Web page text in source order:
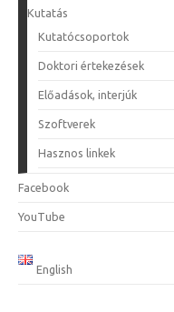
Kutatás
Kutatócsoportok
Doktori értekezések
Előadások, interjúk
Szoftverek
Hasznos linkek
Facebook
YouTube
English